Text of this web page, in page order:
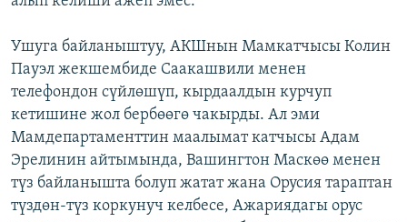
Ушуга байланыштуу, АКШнын Мамкатчысы Колин
Пауэл жекшембиде Саакашвили менен
телефондон сүйлөшүп, кырдаалдын курчуп
кетишине жол бербөөгө чакырды. Ал эми
Мамдепартаменттин маалымат катчысы Адам
Эрелинин айтымында, Вашингтон Маскөө менен
түз байланышта болуп жатат жана Орусия тараптан
түздөн-түз коркунуч келбесе, Ажариядагы орус